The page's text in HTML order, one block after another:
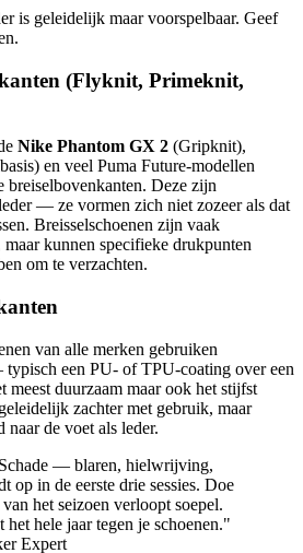
is geleidelijk maar voorspelbaar. Geef
(Flyknit, Primeknit,
Nike Phantom GX 2 (Gripknit),
en veel Puma Future-modellen
breiselbovenkanten. Deze zijn
— ze vormen zich niet zozeer als dat
Breisselschoenen zijn vaak
kunnen specifieke drukpunten
om te verzachten.
van alle merken gebruiken
een PU- of TPU-coating over een
meest duurzaam maar ook het stijfst
zachter met gebruik, maar
de voet als leder.
— blaren, hielwrijving,
op in de eerste drie sessies. Doe
het seizoen verloopt soepel.
het hele jaar tegen je schoenen."
Expert